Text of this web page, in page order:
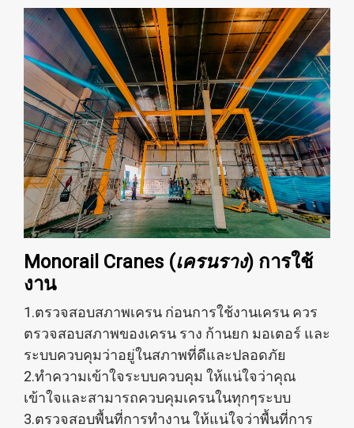
Monorail Cranes (เครนราง) การใช้
งาน
1.ตรวจสอบสภาพเครน ก่อนการใช้งานเครน ควร
ตรวจสอบสภาพของเครน ราง ก้านยก มอเตอร์ และ
ระบบควบคุมว่าอยู่ในสภาพที่ดีและปลอดภัย
2.ทำความเข้าใจระบบควบคุม ให้แน่ใจว่าคุณ
เข้าใจและสามารถควบคุมเครนในทุกๆระบบ
3.ตรวจสอบพื้นที่การทำงาน ให้แน่ใจว่าพื้นที่การ